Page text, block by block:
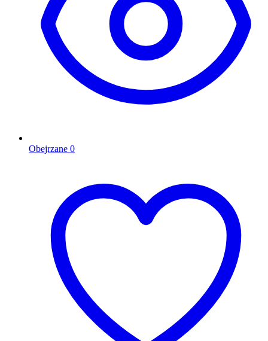
Obejrzane 0